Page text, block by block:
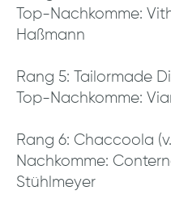
Top-Nachkomme:
Haßmann
Rang 5: Tailormade
Top-Nachkomme:
Rang 6: Chaccoola
Nachkomme:
Stühlmeyer